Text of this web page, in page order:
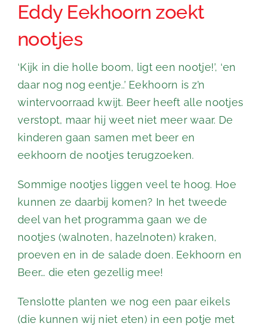
Eddy Eekhoorn zoekt
nootjes
‘Kijk in die holle boom, ligt een nootje!’, ‘en
daar nog nog eentje..’ Eekhoorn is z’n
wintervoorraad kwijt. Beer heeft alle nootjes
verstopt, maar hij weet niet meer waar. De
kinderen gaan samen met beer en
eekhoorn de nootjes terugzoeken.
Sommige nootjes liggen veel te hoog. Hoe
kunnen ze daarbij komen? In het tweede
deel van het programma gaan we de
nootjes (walnoten, hazelnoten) kraken,
proeven en in de salade doen. Eekhoorn en
Beer… die eten gezellig mee!
Tenslotte planten we nog een paar eikels
(die kunnen wij niet eten) in een potje met